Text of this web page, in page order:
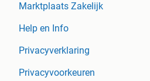
Marktplaats Zakelijk
Help en Info
Privacyverklaring
Privacyvoorkeuren